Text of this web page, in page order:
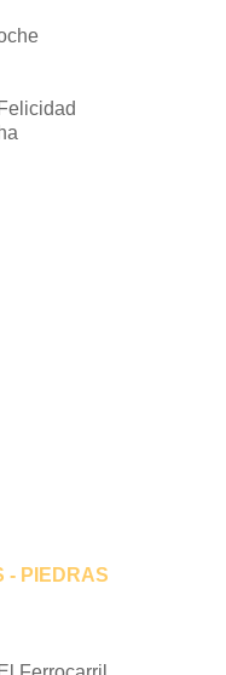
- PIEDRAS